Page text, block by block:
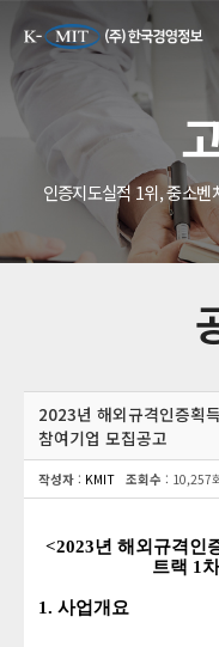
인증지도실적 1위, 중소
2023년 해외규격인증획
참여기업 모집공고
작성자 : KMIT 조회수 : 10,257
<2023년 해외규격인
트랙 1
1. 사업개요